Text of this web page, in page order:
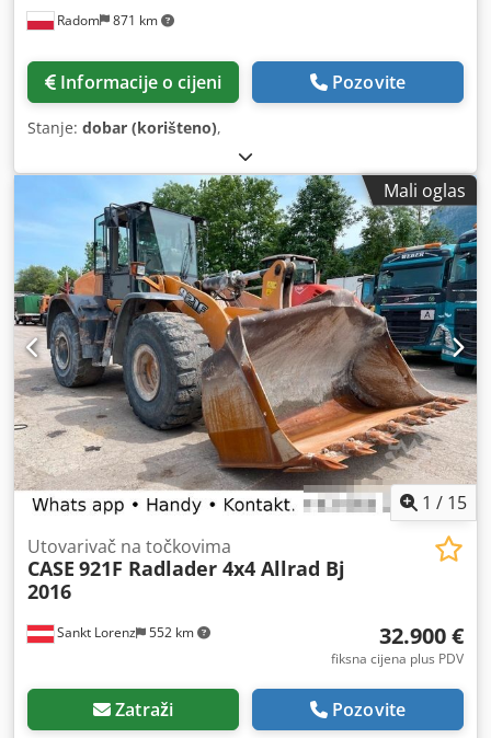
Radom 871 km
Informacije o cijeni Pozovite
Stanje: dobar (korišteno),
Mali oglas
1 / 15
Sankt Lorenz 552 km
Utovarivač na točkovima
CASE 921F Radlader 4x4 Allrad Bj
2016
32.900 €
fiksna cijena plus PDV
Zatraži Pozovite